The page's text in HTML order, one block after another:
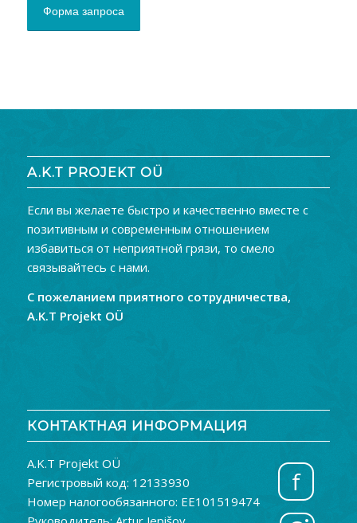
A.K.T PROJEKT OÜ
Если вы желаете быстро и качественно вместе с
позитивным и современным отношением
избавиться от неприятной грязи, то смело
связывайтесь с нами.
С пожеланием приятного сотрудничества,
A.K.T Projekt OÜ
КОНТАКТНАЯ ИНФОРМАЦИЯ
A.K.T Projekt OÜ
Регистровый код: 12133930
Номер налогообязанного: EE101519474
f